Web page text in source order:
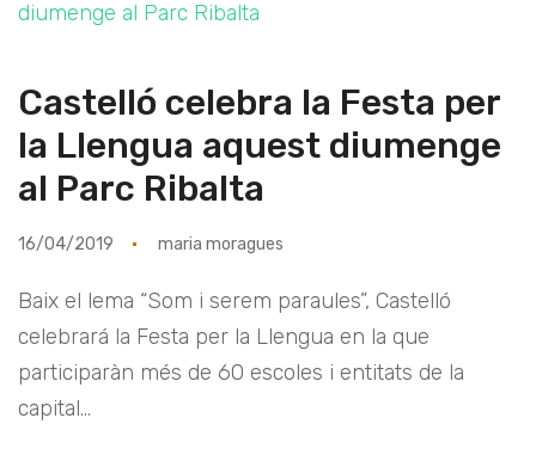
Castelló celebra la Festa per
la Llengua aquest diumenge
al Parc Ribalta
16/04/2019 maria moragues
Baix el lema “Som i serem paraules”, Castelló
celebrará la Festa per la Llengua en la que
participaràn més de 60 escoles i entitats de la
capital...